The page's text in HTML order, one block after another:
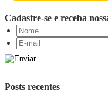
Cadastre-se e receba
Posts recentes